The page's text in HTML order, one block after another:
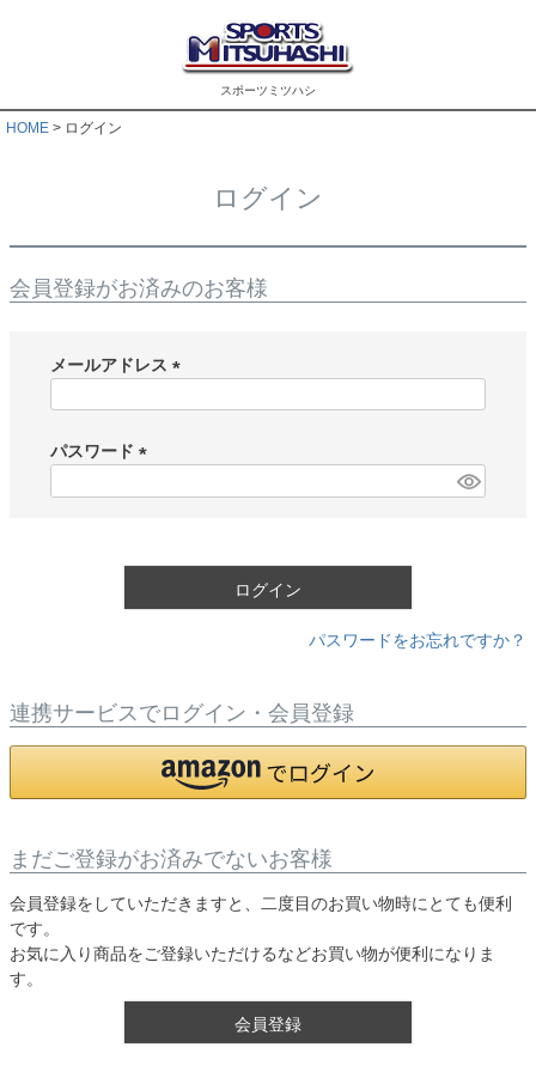
スポーツミツハシ
HOME ログイン
ログイン
会員登録がお済みのお客様
メールアドレス
)
パスワード
ログイン
パスワードをお忘れですか？
連携サービスでログイン・会員登録
まだご登録がお済みでないお客様
会員登録をしていただきますと、二度目のお買い物時にとても便利
です。
お気に入り商品をご登録いただけるなどお買い物が便利になりま
す。
会員登録